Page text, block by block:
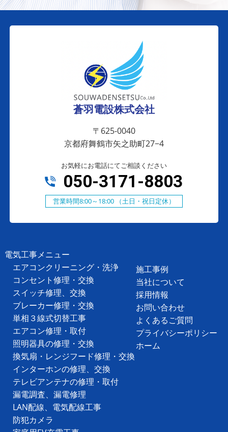
蒼羽電設株式会社
〒625-0040
京都府舞鶴市矢之助町27−4
お気軽にお電話にてご相談ください
050-3171-8803
営業時間8:00～18:00 （土日・祝日定休）
電気工事メニュー
エアコンクリーニング・洗浄
コンセント修理・交換
スイッチ修理、交換
ブレーカー修理・交換
単相３線式切替工事
エアコン修理・取付
照明器具の修理・交換
換気扇・レンジフード修理・交換
インターホンの修理、交換
テレビアンテナの修理・取付
漏電調査、漏電修理
LAN配線、電気配線工事
防犯カメラ
施工事例
当社について
採用情報
お問い合わせ
よくあるご質問
プライバシーポリシー
ホーム